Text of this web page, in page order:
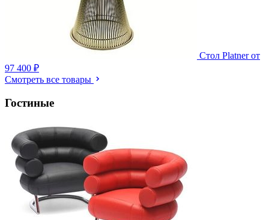
Стол Platner от
97 400 ₽
Смотреть все товары
Гостиные